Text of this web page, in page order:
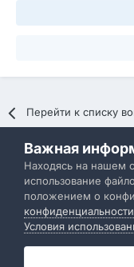
Перейти к списку
Политика
Важная
Находясь на нашем
использование
положением о
конфиденциальности
Условия